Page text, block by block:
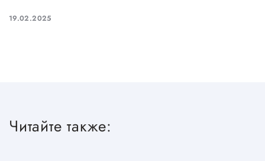
Каталог маркетплейсов
Каталог югорских франшиз
19.02.2025
Читайте также: